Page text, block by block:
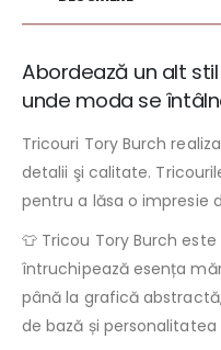
Abordează un alt
unde moda se
Tricouri Tory Burch
detalii şi calitate.
pentru a lăsa o impresie
👕 Tricou Tory Burch
întruchipează esența
până la grafică
de bază și personalitatea